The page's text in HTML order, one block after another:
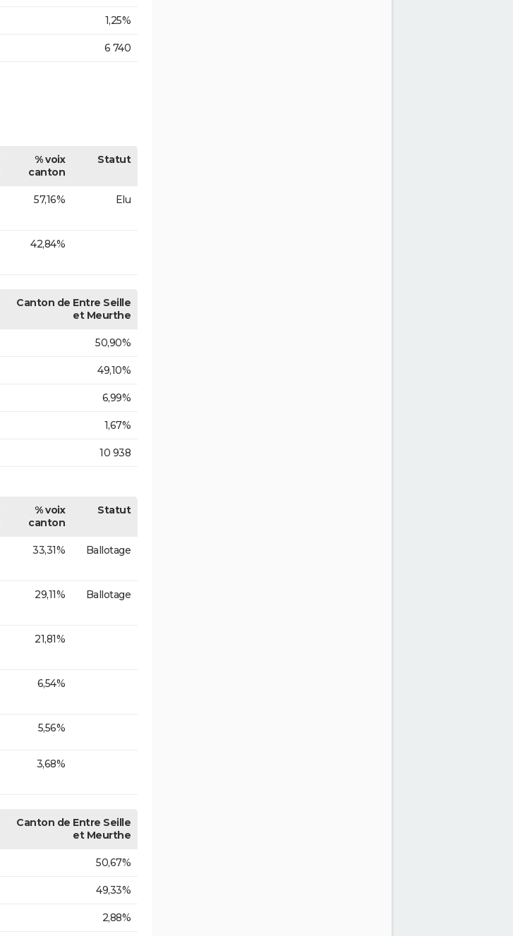
1,25%
6 740
% voix
canton
Statut
57,16% Elu
42,84%
Canton de Entre Seille
et Meurthe
50,90%
49,10%
6,99%
1,67%
10 938
% voix
canton
Statut
33,31% Ballotage
29,11% Ballotage
21,81%
6,54%
5,56%
3,68%
Canton de Entre Seille
et Meurthe
50,67%
49,33%
2,88%